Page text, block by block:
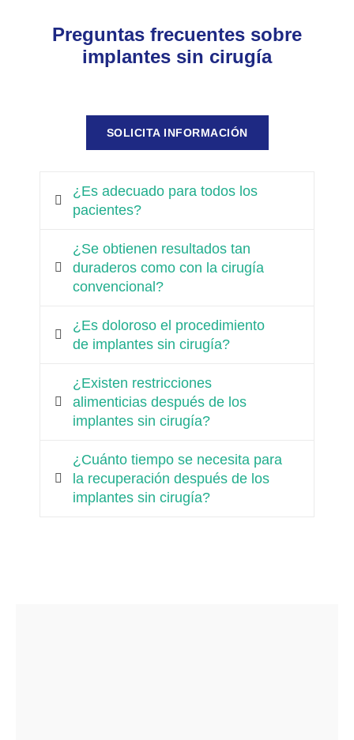
Preguntas frecuentes sobre
implantes sin cirugía
SOLICITA INFORMACIÓN
¿Es adecuado para todos los
pacientes?
¿Se obtienen resultados tan
duraderos como con la cirugía
convencional?
¿Es doloroso el procedimiento
de implantes sin cirugía?
¿Existen restricciones
alimenticias después de los
implantes sin cirugía?
¿Cuánto tiempo se necesita para
la recuperación después de los
implantes sin cirugía?